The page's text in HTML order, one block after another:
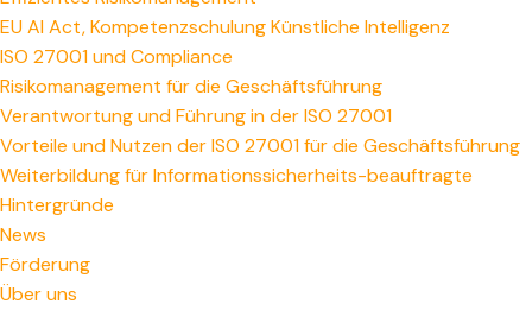
EU AI Act, Kompetenzschulung Künstliche Intelligenz
ISO 27001 und Compliance
Risikomanagement für die Geschäftsführung
Verantwortung und Führung in der ISO 27001
Vorteile und Nutzen der ISO 27001 für die Geschäftsführung
Weiterbildung für Informationssicherheits-beauftragte
Hintergründe
News
Förderung
Über uns